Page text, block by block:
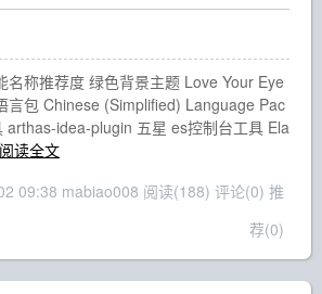
名称推荐度 绿色背景主题 Love Your Eye
言包 Chinese ​(Simplified)​ Language Pac
arthas-idea-plugin 五星 es控制台工具 Ela
阅读全文
09:38 mabiao008 阅读(188) 评论(0) 推
荐(0)